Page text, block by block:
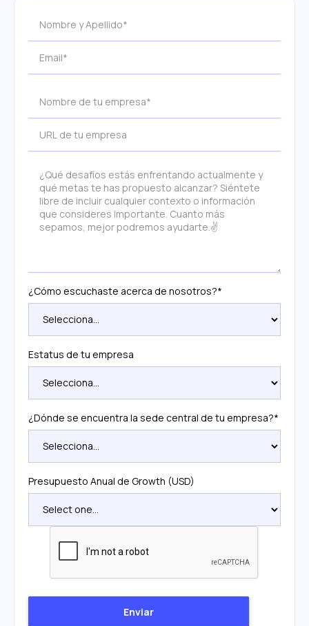
¿Cómo escuchaste acerca de nosotros?*
Estatus de tu empresa
¿Dónde se encuentra la sede central de tu empresa?*
Presupuesto Anual de Growth (USD)